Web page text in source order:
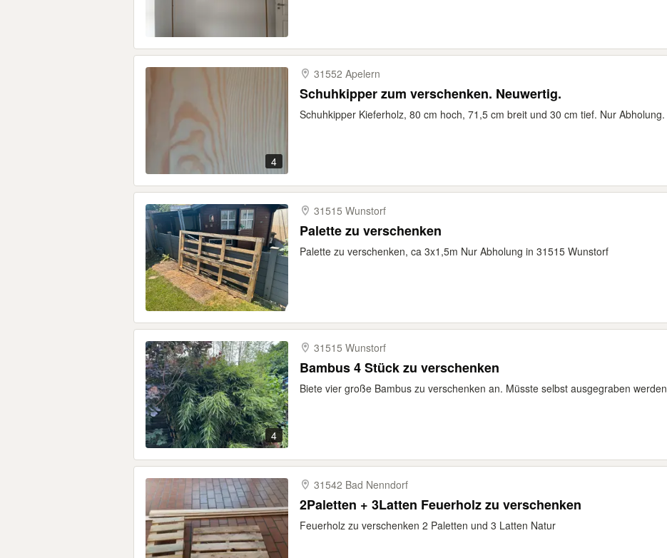
4
31552 Apelern
Schuhkipper zum verschenken. Neuwertig.
Schuhkipper Kieferholz, 80 cm hoch, 71,5 cm breit und 30 cm tief. Nur Abholung.
31515 Wunstorf
Palette zu verschenken
Palette zu verschenken, ca 3x1,5m Nur Abholung in 31515 Wunstorf
4
31515 Wunstorf
Bambus 4 Stück zu verschenken
Biete vier große Bambus zu verschenken an. Müsste selbst ausgegraben werden
31542 Bad Nenndorf
2Paletten + 3Latten Feuerholz zu verschenken
Feuerholz zu verschenken 2 Paletten und 3 Latten Natur